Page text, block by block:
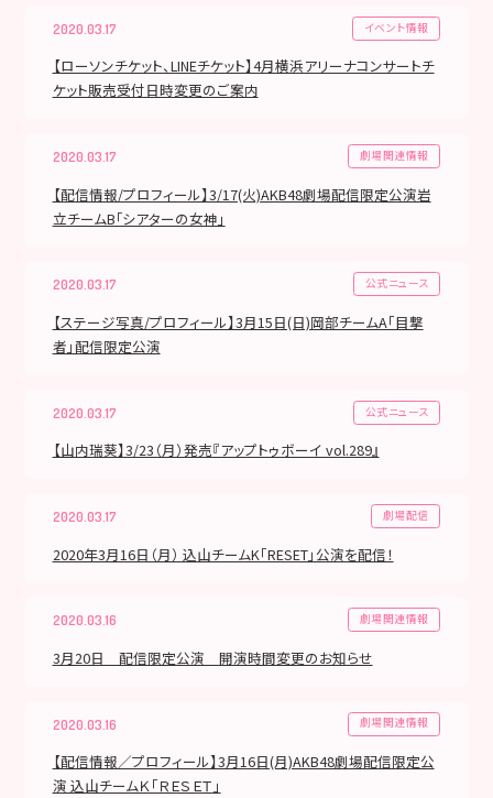
2020.03.17 イベント情報
【ローソンチケット、LINEチケット】4月横浜アリーナコンサートチ
ケット販売受付日時変更のご案内
2020.03.17 劇場関連情報
【配信情報/プロフィール】3/17(火)AKB48劇場配信限定公演岩
立チームB｢シアターの女神」
2020.03.17 公式ニュース
【ステージ写真/プロフィール】3月15日(日)岡部チームA「目撃
者」配信限定公演
2020.03.17 公式ニュース
【山内瑞葵】3/23（月）発売『アップトゥボーイ vol.289』
2020.03.17 劇場配信
2020年3月16日（月） 込山チームK「RESET」公演を配信！
2020.03.16 劇場関連情報
3月20日 配信限定公演 開演時間変更のお知らせ
2020.03.16 劇場関連情報
【配信情報／プロフィール】3月16日(月)AKB48劇場配信限定公
演 込山チームＫ「ＲＥＳＥＴ」